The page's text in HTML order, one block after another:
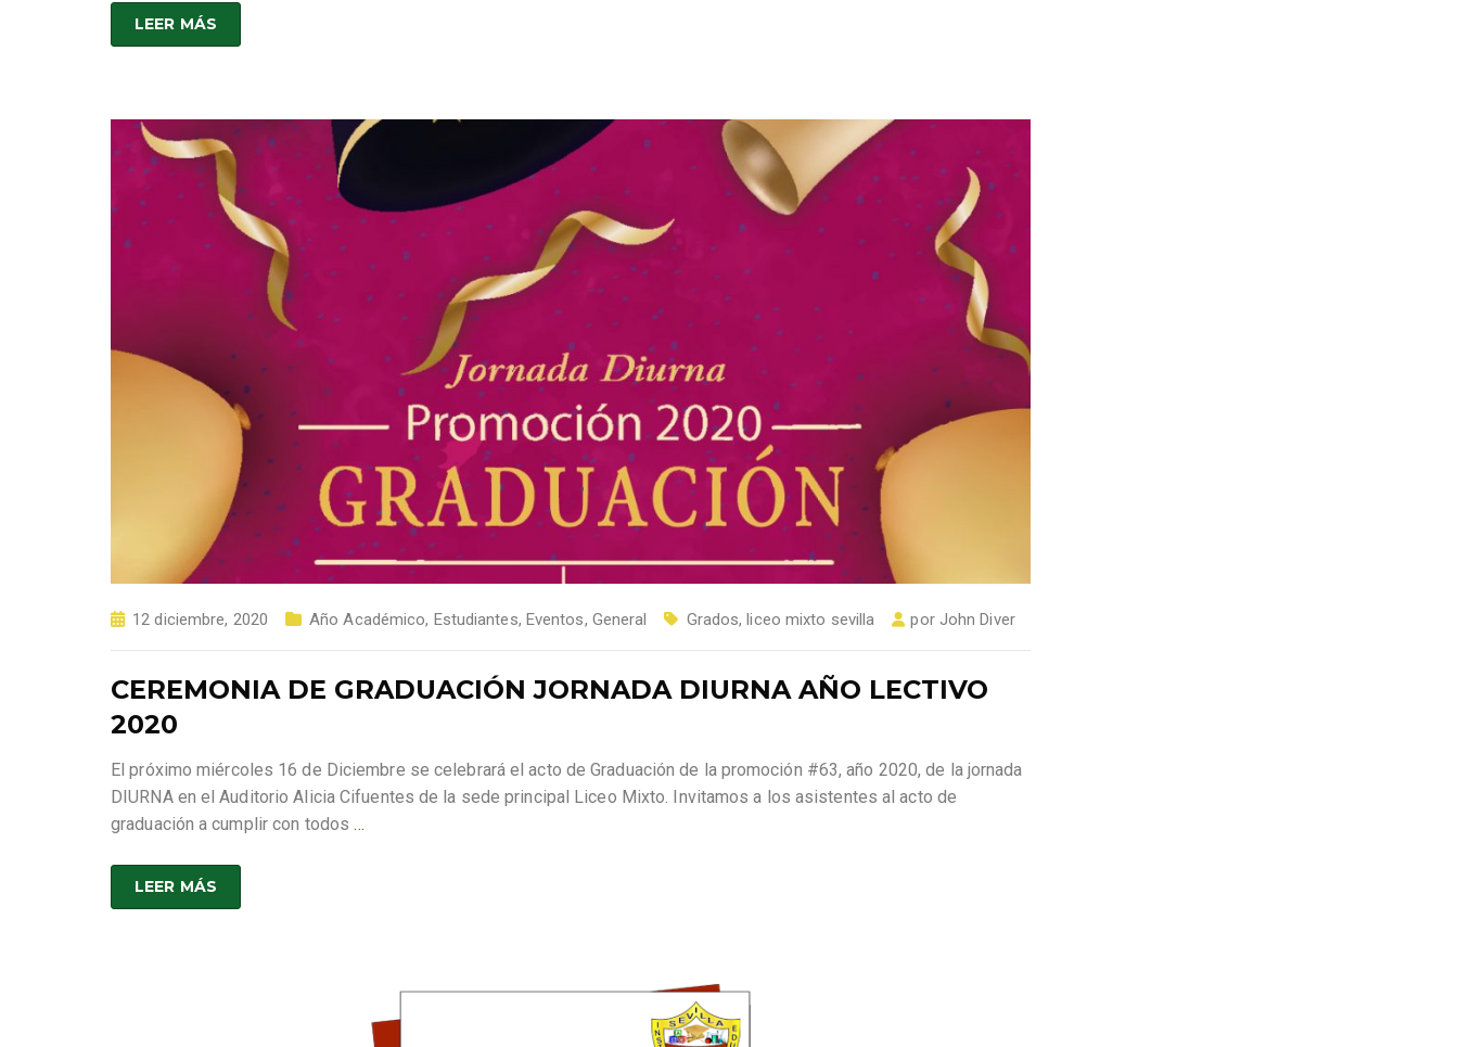
LEER MÁS
12 diciembre, 2020 Año Académico, Estudiantes, Eventos, General Grados,liceo mixto sevilla por John Diver
CEREMONIA DE GRADUACIÓN JORNADA DIURNA AÑO LECTIVO
2020
El próximo miércoles 16 de Diciembre se celebrará el acto de Graduación de la promoción #63, año 2020, de la jornada
DIURNA en el Auditorio Alicia Cifuentes de la sede principal Liceo Mixto. Invitamos a los asistentes al acto de
graduación a cumplir con todos…
LEER MÁS